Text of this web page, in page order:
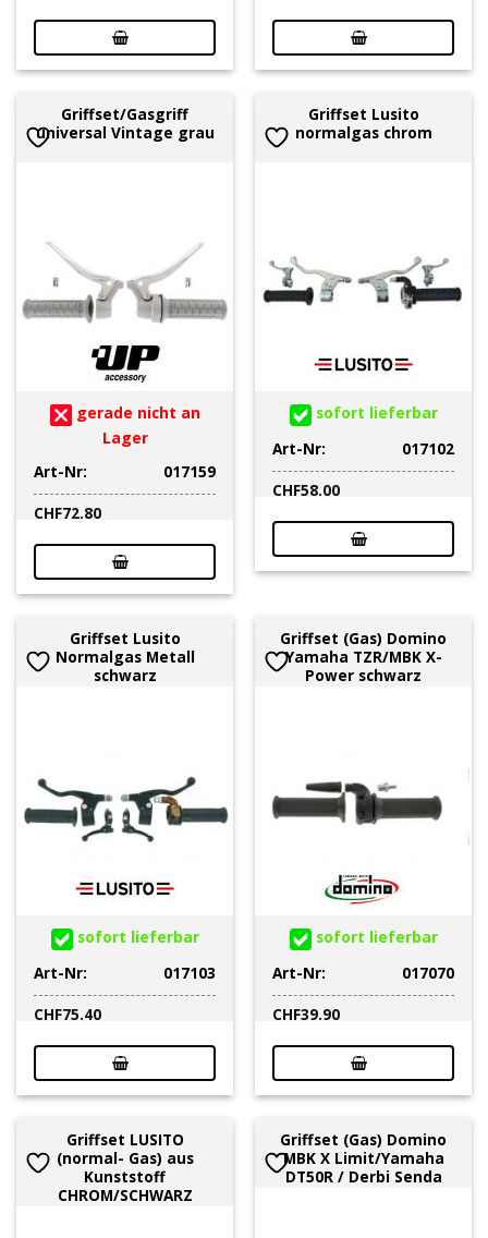
Griffset/Gasgriff
universal Vintage grau
gerade nicht an
Lager
Art-Nr:
017159
CHF72.80
Griffset Lusito
normalgas chrom
sofort lieferbar
Art-Nr:
017102
CHF58.00
Griffset Lusito
Normalgas Metall
schwarz
sofort lieferbar
Art-Nr:
017103
CHF75.40
Griffset (Gas) Domino
Yamaha TZR/MBK X-
Power schwarz
sofort lieferbar
Art-Nr:
017070
CHF39.90
Griffset LUSITO
(normal- Gas) aus
Kunststoff
CHROM/SCHWARZ
Griffset (Gas) Domino
MBK X Limit/Yamaha
DT50R / Derbi Senda